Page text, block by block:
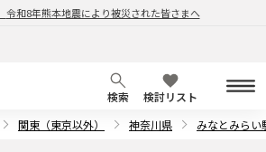
令和8年熊本地震により被災された皆さまへ
検索
検討リスト
関東（東京以外） 神奈川県 みなとみらい